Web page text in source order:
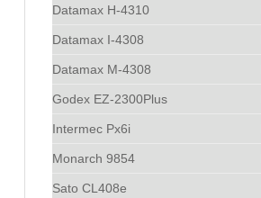
Datamax H-4310
Datamax I-4308
Datamax M-4308
Godex EZ-2300Plus
Intermec Px6i
Monarch 9854
Sato CL408e